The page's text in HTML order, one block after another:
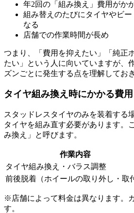
年2回の「組み換え」費用がか
組み替えのたびにタイヤやビー
なる
店舗での作業時間が長め
つまり、「費用を抑えたい」「純正
たい」という人に向いていますが、
ズンごとに発生する点を理解してお
タイヤ組み換え時にかかる費用
スタッドレスタイヤのみを装着する
タイヤを組み直す必要があります。
み換え」と呼びます。
作業内容
タイヤ組み換え・バラス調整
前後脱着（ホイールの取り外し・取
※店舗によって料金は異なります。
す。